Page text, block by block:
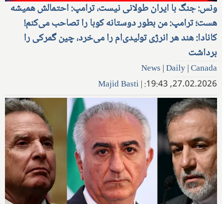
ونس: جنگ با ایران طولانی نیست، ترامپ: احتمالش همیشه
هست؛ ترامپ: من بطور دوستانه کوبا را تصاحب می‌کنم!
کانادا: هند هر انرژی تولیدی‌ام را می‌خرد، چین گمرکی را
برداشت
News |Daily|Canada
27.02.2026, 19:43:
|
Majid Basti